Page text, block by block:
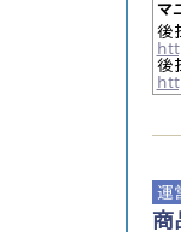
マ
後
後
商